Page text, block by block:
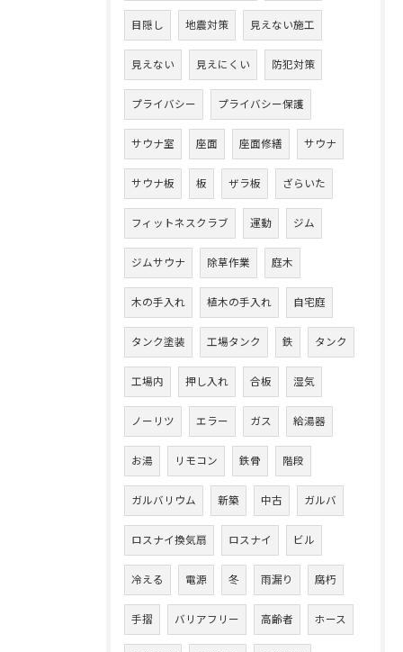
目隠し 地震対策 見えない施工
見えない 見えにくい 防犯対策
プライバシー プライバシー保護
サウナ室 座面 座面修繕 サウナ
サウナ板 板 ザラ板 ざらいた
フィットネスクラブ 運動 ジム
ジムサウナ 除草作業 庭木
木の手入れ 植木の手入れ 自宅庭
タンク塗装 工場タンク 鉄 タンク
工場内 押し入れ 合板 湿気
ノーリツ エラー ガス 給湯器
お湯 リモコン 鉄骨 階段
ガルバリウム 新築 中古 ガルバ
ロスナイ換気扇 ロスナイ ビル
冷える 電源 冬 雨漏り 腐朽
手摺 バリアフリー 高齢者 ホース